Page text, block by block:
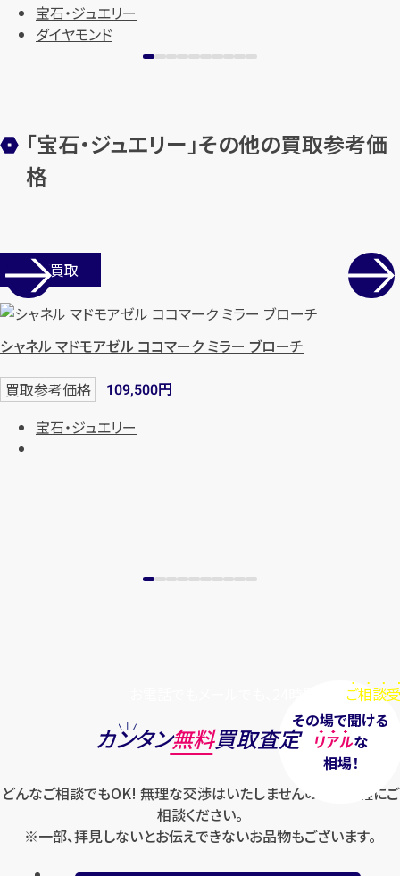
【総合受付】24時間・年中無休(年末年
メールで無料相談する
宝石・ジュエリー
ダイヤモンド
「宝石・ジュエリー」その他の買取参考価
格
店舗買取
シャネル マドモアゼル ココマーク ミラー ブローチ
買取参考価格 109,500円
宝石・ジュエリー
ご相談
その場で聞ける
リアルな
相場！
カンタン無料買取査定
どんなご相談でもOK! 無理な交渉はいたしませんのでお気軽にご
相談ください。
※一部、拝見しないとお伝えできないお品物もございます。